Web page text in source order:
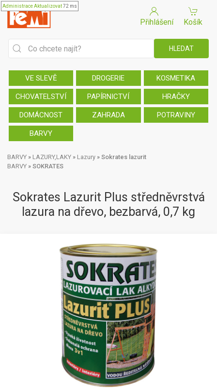
AdministraceAktualizovat72 ms
Přihlášení Košík
VE SLEVĚ DROGERIE KOSMETIKA
CHOVATELSTVÍ PAPÍRNICTVÍ HRAČKY
DOMÁCNOST ZAHRADA POTRAVINY
BARVY
BARVY » LAZURY,LAKY » Lazury » Sokrates lazurit
BARVY » SOKRATES
Sokrates Lazurit Plus středněvrstvá
lazura na dřevo, bezbarvá, 0,7 kg